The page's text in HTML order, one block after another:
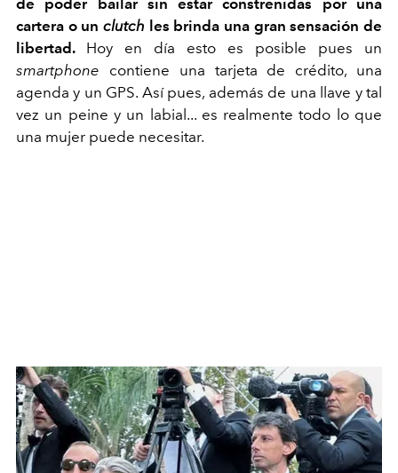
de poder bailar sin estar constreñidas por una
cartera o un clutch les brinda una gran sensación de
libertad. Hoy en día esto es posible pues un
smartphone contiene una tarjeta de crédito, una
agenda y un GPS. Así pues, además de una llave y tal
vez un peine y un labial... es realmente todo lo que
una mujer puede necesitar.